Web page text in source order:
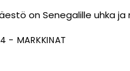
on Senegalille uhka ja
MARKKINAT